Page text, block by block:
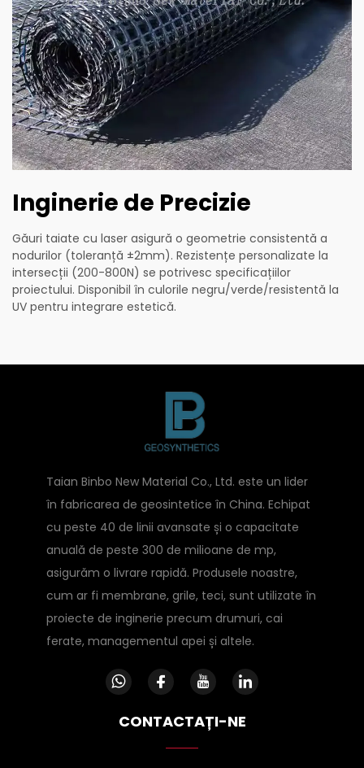
Inginerie de Precizie
Găuri taiate cu laser asigură o geometrie consistentă a
nodurilor (toleranță ±2mm). Rezistențe personalizate la
intersecții (200-800N) se potrivesc specificațiilor
proiectului. Disponibil în culorile negru/verde/resistentă la
UV pentru integrare estetică.
Taian Binbo New Material Co., Ltd. este un lider
în fabricarea de geosintetice în China. Echipat
cu peste 40 de linii avansate și o capacitate
anuală de peste 300 de milioane de mp,
asigurăm o livrare rapidă. Produsele noastre,
cum ar fi membrane, grile, teci, sunt utilizate în
proiecte de inginerie precum drumuri, cai
ferate, managementul apei și altele.
CONTACTAȚI-NE